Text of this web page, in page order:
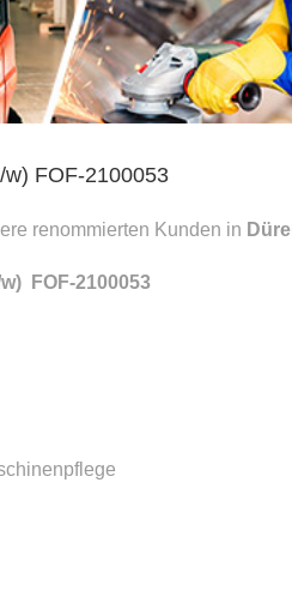
FOF-2100053
renommierten Kunden in
FOF-2100053